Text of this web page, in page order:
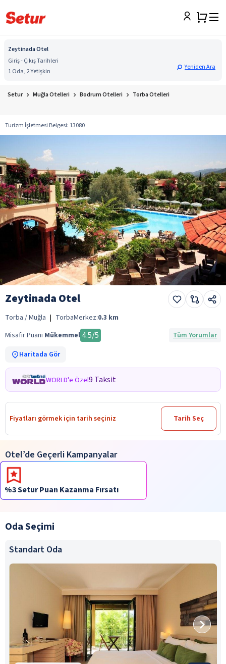
Zeytinada Otel
Giriş - Çıkış Tarihleri
1 Oda, 2 Yetişkin
Yeniden Ara
Setur Muğla Otelleri Bodrum Otelleri Torba Otelleri
Turizm İşletmesi Belgesi: 13080
Zeytinada Otel
Torba / Muğla | TorbaMerkez:0.3 km
Misafir Puanı Mükemmel 4.5/5
Tüm Yorumlar
Haritada Gör
WORLD'e Özel9 Taksit
Fiyatları görmek için tarih seçiniz Tarih Seç
Otel’de Geçerli Kampanyalar
%3 Setur Puan Kazanma Fırsatı
Oda Seçimi
Standart Oda